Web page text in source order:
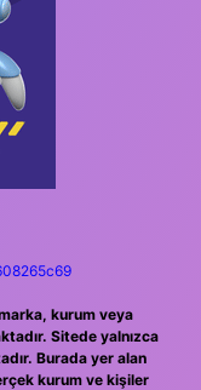
kurum veya
Sitede yalnızca
Burada yer alan
kurum ve kişiler